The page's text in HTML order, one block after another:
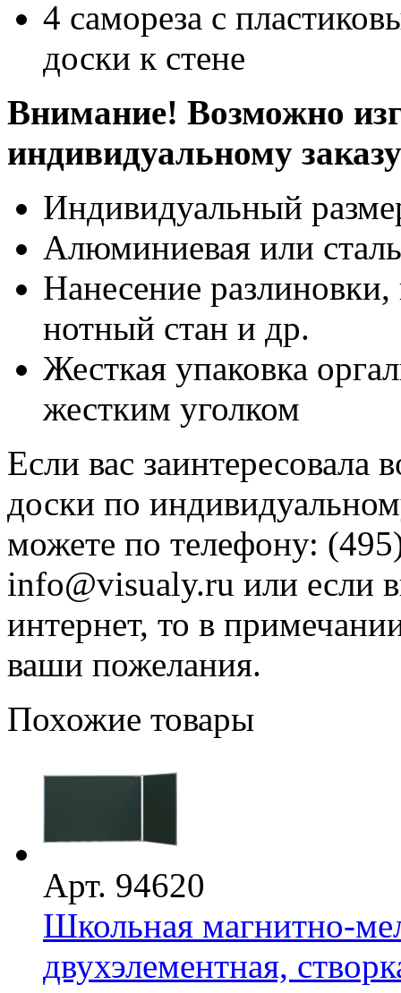
4 самореза с
доски к стене
Внимание! Возможно
индивидуальному заказу
Индивидуальный
Алюминиевая или
Нанесение
нотный стан и др.
Жесткая упаковка
жестким уголком
Если вас заинтересовала
доски по
можете по телефону:
info@visualy.ru или если
интернет, то в
ваши пожелания.
Похожие товары
Арт. 94620
Школьная магнитно-
двухэлементная,